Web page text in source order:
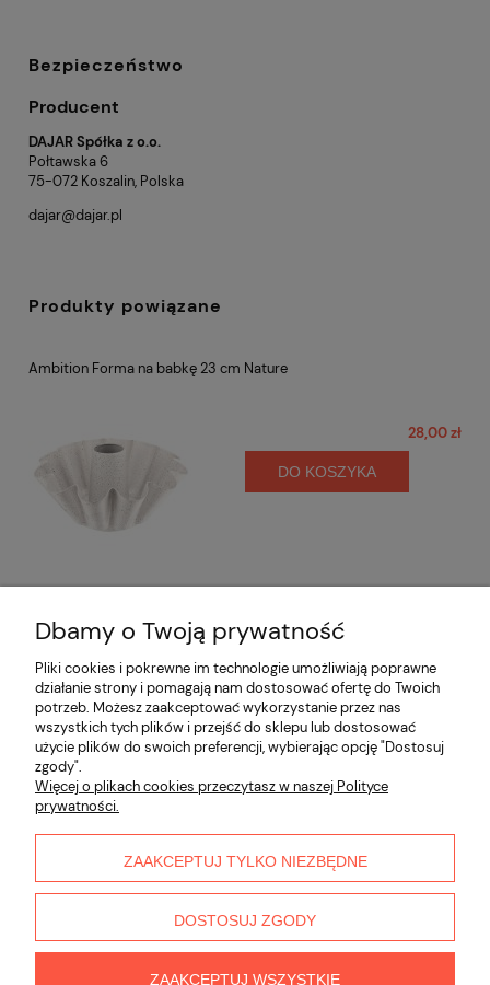
Bezpieczeństwo
Producent
DAJAR Spółka z o.o.
Połtawska 6
75-072 Koszalin, Polska
dajar@dajar.pl
Produkty powiązane
Ambition Forma na babkę 23 cm Nature
28,00 zł
DO KOSZYKA
Opinie o produkcie (0)
Informacje
Płatności i dostawa
O nas
Dbamy o Twoją prywatność
Pliki cookies i pokrewne im technologie umożliwiają poprawne
działanie strony i pomagają nam dostosować ofertę do Twoich
potrzeb. Możesz zaakceptować wykorzystanie przez nas
wszystkich tych plików i przejść do sklepu lub dostosować
użycie plików do swoich preferencji, wybierając opcję "Dostosuj
zgody".
Więcej o plikach cookies przeczytasz w naszej Polityce
prywatności.
ZAAKCEPTUJ TYLKO NIEZBĘDNE
DOSTOSUJ ZGODY
ZAAKCEPTUJ WSZYSTKIE